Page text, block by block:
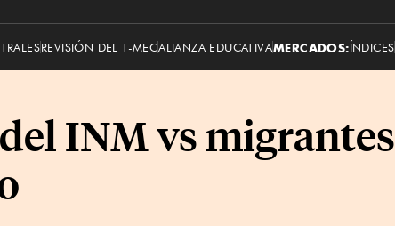
REVISIÓN DEL T-MECALIANZA EDUCATIVAMERCADOS:ÍNDICES
INM vs migrantes